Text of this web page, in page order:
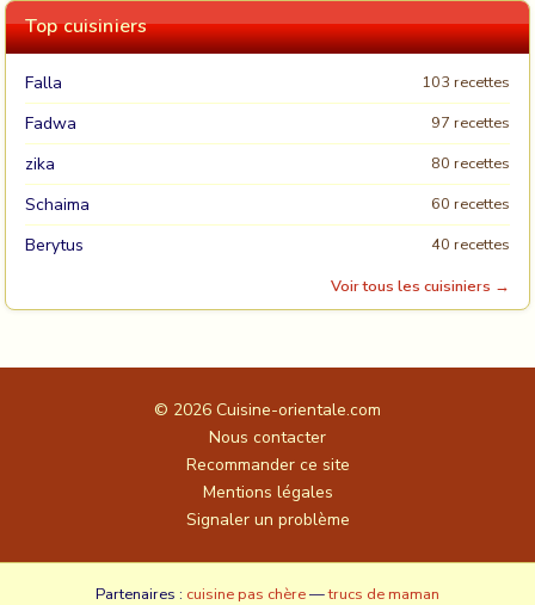
Top cuisiniers
Falla 103 recettes
Fadwa 97 recettes
zika 80 recettes
Schaima 60 recettes
Berytus
40 recettes
Voir tous les cuisiniers →
© 2026 Cuisine-orientale.com
Nous contacter
Recommander ce site
Mentions légales
Signaler un problème
Partenaires : cuisine pas chère—trucs de maman